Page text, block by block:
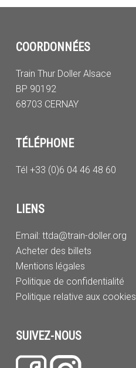
COORDONNÉES
Train Thur Doller Alsace
BP 90192
68703 CERNAY
TÉLÉPHONE
Tél +33 (0)6 04 46 48 60
LIENS
Email: ttda@train-doller.org
Acheter des billets
Mentions légales
Politique de confidentialité
Politique relative aux cookies
SUIVEZ-NOUS